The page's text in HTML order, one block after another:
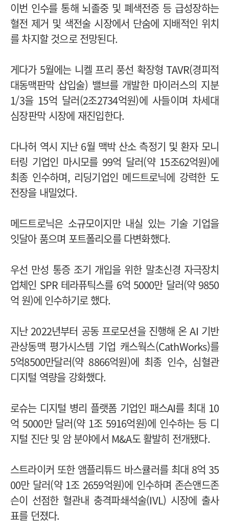
이번 인수를 통해 뇌졸중 및 폐색전증 등 급성장하는
혈전 제거 및 색전술 시장에서 단숨에 지배적인 위치
를 차지할 것으로 전망된다.
게다가 5월에는 니켈 프리 풍선 확장형 TAVR(경피적
대동맥판막 삽입술) 밸브를 개발한마이러스의 지분
1/3을 15억 달러(2조2734억원)에 사들이며 차세대
심장판막 시장에 재진입한다.
다나허 역시 지난 6월 맥박 산소 측정기 및 환자 모니
터링 기업인 마시모를 99억 달러(약 15조62억원)에
최종 인수하며, 리딩기업인 메드트로닉에 강력한 도
전장을 내밀었다.
메드트로닉은 소규모이지만 내실 있는 기술 기업을
잇달아 품으며 포트폴리오를 다변화했다.
우선 만성 통증 조기 개입을 위한 말초신경 자극장치
업체인 SPR 테라퓨틱스를 6억 5000만 달러(약 9850
억 원)에 인수하기로 했다.
지난 2022년부터 공동 프로모션을 진행해 온 AI 기반
관상동맥 평가시스템 기업 캐스웍스(CathWorks)를
5억8500만달러(약 8866억원)에 최종 인수, 심혈관
디지털 역량을 강화했다.
로슈는 디지털 병리 플랫폼 기업인 패스AI를 최대 10
억 5000만 달러(약 1조 5916억원)에 인수하는 등 디
지털 진단 및 암 분야에서 M&A도 활발히 전개됐다.
스트라이커 또한 앰플리튜드 바스큘러를 최대 8억 35
00만 달러(약 1조 2659억원)에 인수하며 존슨앤드존
슨이 선점한 혈관내 충격파쇄석술(IVL) 시장에 출사
표를 던졌다.